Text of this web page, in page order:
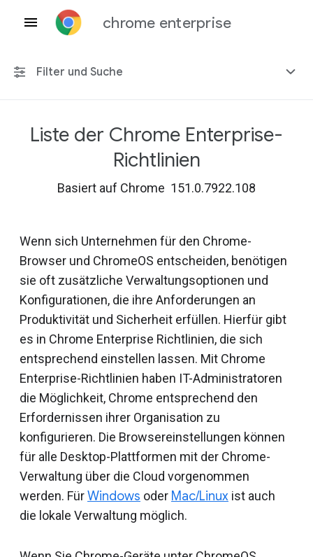
chrome enterprise
Filter und Suche
Alle Plattformen
Einschließlich eingestellter Richtlinien
Liste der Chrome Enterprise-
Richtlinien
Basiert auf Chrome 151.0.7922.108
Wenn sich Unternehmen für den Chrome-
Browser und ChromeOS entscheiden, benötigen
sie oft zusätzliche Verwaltungsoptionen und
Konfigurationen, die ihre Anforderungen an
Produktivität und Sicherheit erfüllen. Hierfür gibt
es in Chrome Enterprise Richtlinien, die sich
entsprechend einstellen lassen. Mit Chrome
Enterprise-Richtlinien haben IT-Administratoren
die Möglichkeit, Chrome entsprechend den
Erfordernissen ihrer Organisation zu
konfigurieren. Die Browsereinstellungen können
für alle Desktop-Plattformen mit der Chrome-
Verwaltung über die Cloud vorgenommen
werden. FürWindows oder Mac/Linux ist auch
die lokale Verwaltung möglich.